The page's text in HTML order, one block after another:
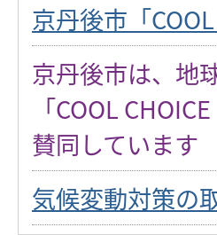
京丹後市「
京丹後市は、地
「COOL
賛同しています
気候変動対策の